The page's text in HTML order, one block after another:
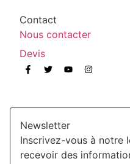
Contact
Nous contacter
Devis
Newsletter
Inscrivez-vous à notre
recevoir des